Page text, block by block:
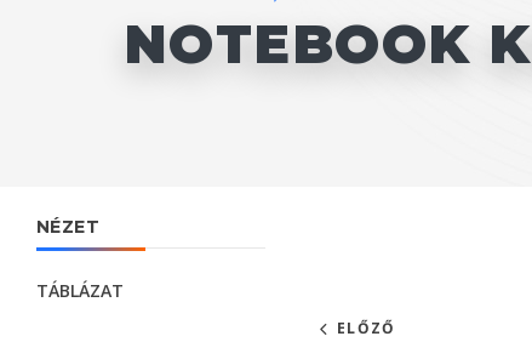
NOTEBOOK
NÉZET
TÁBLÁZAT
ELŐZŐ